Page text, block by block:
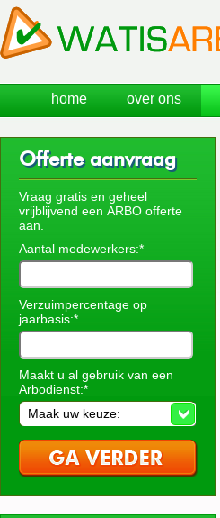
Offerte aanvraag
Vraag gratis en geheel
vrijblijvend een ARBO offerte
aan.
Aantal medewerkers:*
Verzuimpercentage op
jaarbasis:*
Maakt u al gebruik van een
Arbodienst:*
Maak uw keuze:
home over ons